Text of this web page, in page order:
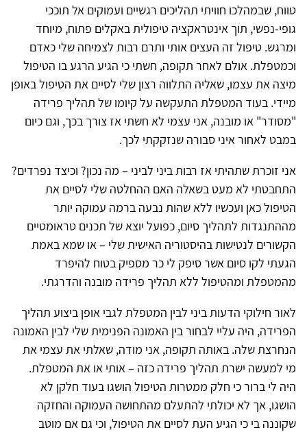
טווח, שבמהלכו חוויתי תהליכים רגשיים ועמוקים אל תוככי
גופי-נפשי, תוך אינטראקציה טיפולית באקלים פתוח, מיוחד
ומרגש. טיפול זה העצים אותי ותרם רבות לצמיחה שלי כאדם
וכמטפלת. אולם לאחר תקופה, חשתי כי הגיע הרגע בו הטיפול
מיצה את עצמו, שאליה התלווה רצון שלי לסיים את הטיפול באופן
מיידי. בעוד המטפלת התעקשה על קיומו של תהליך פרידה
"מסודר" או מובנה, אני עצמי לא חשתי אז צורך בכך, וגם כיום
במבט לאחור איני סבורה שנזקקתי לכך.
אני זוכרת שתהיתי אז רבות ביני לביני – מה נכון? וכיצד נפרדים?
התחבטתי לא מעט בשאלה האם ההחלטה שלי לסיים את
הטיפול כאן ועכשיו ללא שהות נבעה ברמה עמוקה יותר
מההתנגדות לתהליך סיום, כפועל יוצא של תכנים טראומטיים
הקשורים לנטישות בהיסטוריה האישית שלי – או שמא באמת
הגעתי לקו סיום אשר סיפק לי כר מספיק בטוח להיפרד
מהמטפלת ומהטיפול ללא תהליך פרידה מובנה והדרגתי.
לאור חילוקי הדעות ביני לבין המטפלת לגבי אופן ביצוע תהליך
הפרידה, היה עליי לבחור בין האמונה הפנימית שלי לבין האמונה
הנחרצת שלה. באותה תקופה, אני מודה, שאלתי את עצמי את
מי למעשה ישרת תהליך פרידה כזה – אותי או את המטפלת.
היה לי ברור כי חלק ממטרות הטיפול הושגו בעוד חלקן לא
הושגו, אך לא יכולתי להתעלם מהתחושה העמוקה והחזקה
שקוננה בי כי הגיע העת לסיים את הטיפול, וכי גם אם מוטב